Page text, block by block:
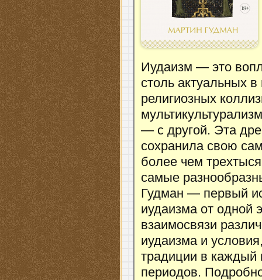
Иудаизм — это
столь актуальных
религиозных
— с другой. Эта
сохранила свою
более чем
самые
Гудман — первый
иудаизма от одной
взаимосвязи
иудаизма и
традиции в каждый
периодов.